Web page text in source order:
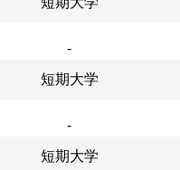
-
短期大学
-
短期大学